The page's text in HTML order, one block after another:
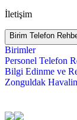
İletişim
Birim Telefon
Birimler
Personel Telefon
Bilgi Edinme ve
Zonguldak